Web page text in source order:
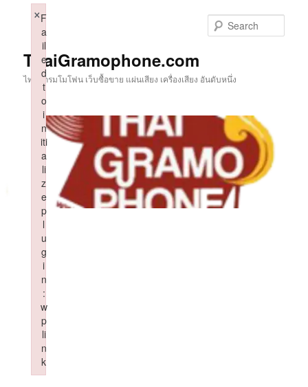
ThaiGramophone.com
ไทยแกรมโมโฟน เว็บซื้อขาย แผ่นเสียง เครื่องเสียง อันดับหนึ่ง
F
a
il
e
d
t
o
i
n
iti
a
li
z
e
p
l
u
g
i
n
:
w
p
li
n
k
×
Failed to initialize plugin: wplink